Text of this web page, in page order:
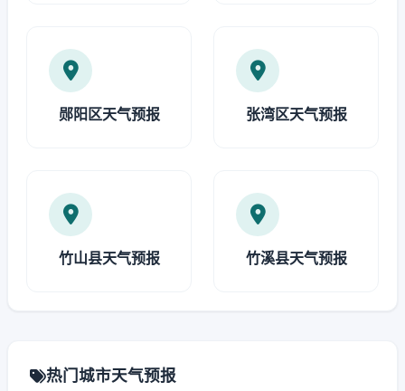
郧阳区天气预报 张湾区天气预报
竹山县天气预报 竹溪县天气预报
热门城市天气预报